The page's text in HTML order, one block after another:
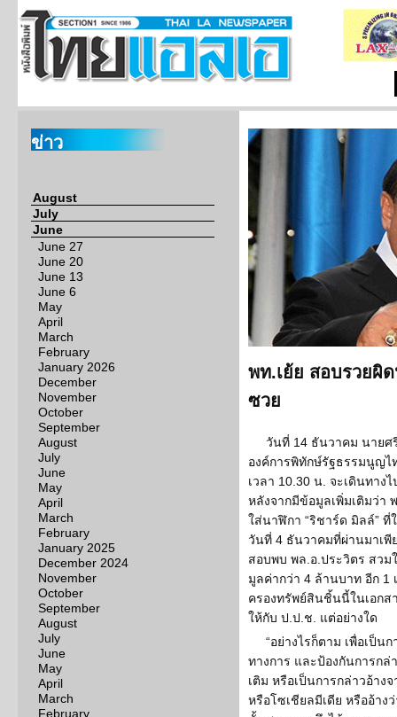
ข่าว
August
July
June
June 27
June 20
June 13
June 6
May
April
March
February
January 2026
December
November
October
September
August
July
June
May
April
March
February
January 2025
December 2024
November
October
September
August
July
June
May
April
March
February
พท.เย้ย สอบรวยผิ
ซวย
วันที่ 14 ธันวาคม นายศ
องค์การพิทักษ์รัฐธรรมนูญไ
เวลา 10.30 น. จะเดินทาง
หลังจากมีข้อมูลเพิ่มเติมว่า
ใส่นาฬิกา “ริชาร์ด มิลล์”
วันที่ 4 ธันวาคมที่ผ่านมาเพี
สอบพบ พล.อ.ประวิตร สวม
มูลค่ากว่า 4 ล้านบาท อีก 1
ครองทรัพย์สินชิ้นนี้ในเอก
ให้กับ ป.ป.ช. แต่อย่างใด
“อย่างไรก็ตาม เพื่อเป็
ทางการ และป้องกันการกล่
เติม หรือเป็นการกล่าวอ้า
หรือโซเชียลมีเดีย หรืออ้าง